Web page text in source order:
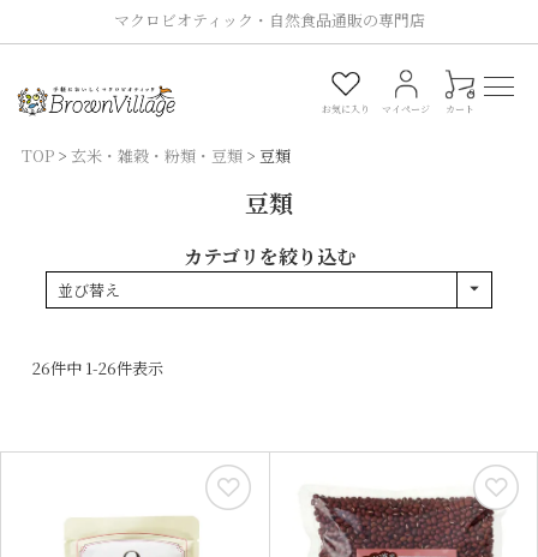
マクロビオティック・自然食品通販の専門店
お気に入り マイページ カート
0
TOP 玄米・雑穀・粉類・豆類 豆類
豆類
カテゴリを絞り込む
並び替え
26件中 1-26件表示